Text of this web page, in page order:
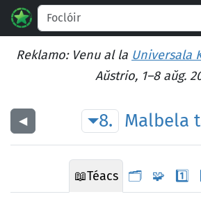
Reklamo: Venu al la Universala
Aŭstrio, 1–8 aŭg.
◀︎ 8. Malbela
📖Téacs 🗂️ 🧩 1️⃣